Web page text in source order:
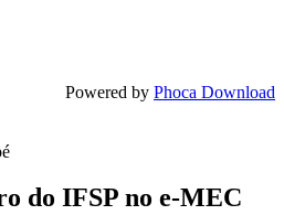
Powered by Phoca Download
do IFSP no e-MEC